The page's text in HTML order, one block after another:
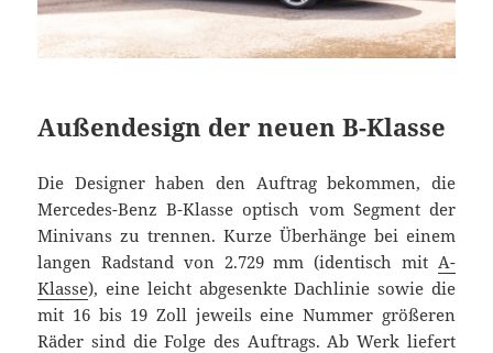
Außendesign der neuen B-Klasse
Die Designer haben den Auftrag bekommen, die
Mercedes-Benz B-Klasse optisch vom Segment der
Minivans zu trennen. Kurze Überhänge bei einem
langen Radstand von 2.729 mm (identisch mit A-
Klasse), eine leicht abgesenkte Dachlinie sowie die
mit 16 bis 19 Zoll jeweils eine Nummer größeren
Räder sind die Folge des Auftrags. Ab Werk liefert